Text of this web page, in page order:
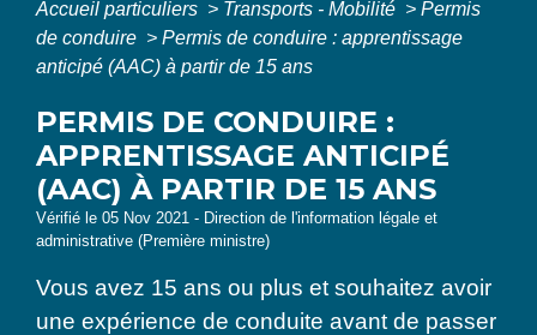
Accueil particuliers > Transports - Mobilité > Permis
de conduire > Permis de conduire : apprentissage
anticipé (AAC) à partir de 15 ans
PERMIS DE CONDUIRE :
APPRENTISSAGE ANTICIPÉ
(AAC) À PARTIR DE 15 ANS
Vérifié le 05 Nov 2021 - Direction de l'information légale et
administrative (Première ministre)
Vous avez 15 ans ou plus et souhaitez avoir
une expérience de conduite avant de passer